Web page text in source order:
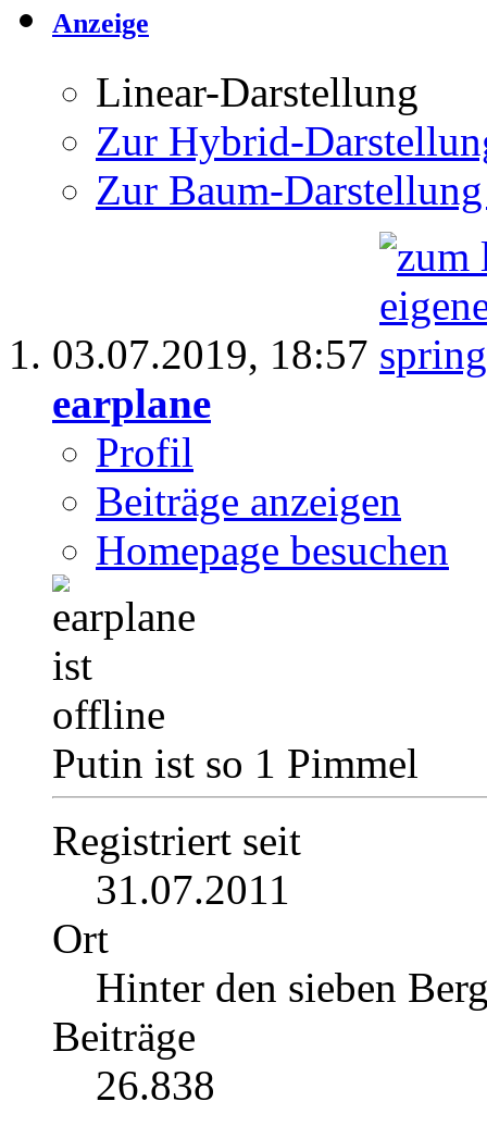
Anzeige
Linear-Darstellung
Zur Hybrid-
Zur Baum-
03.07.2019, 18:57
earplane
Profil
Beiträge anzeigen
Homepage besuchen
Putin ist so 1 Pimmel
Registriert seit
31.07.2011
Ort
Hinter den sieben
Beiträge
26.838